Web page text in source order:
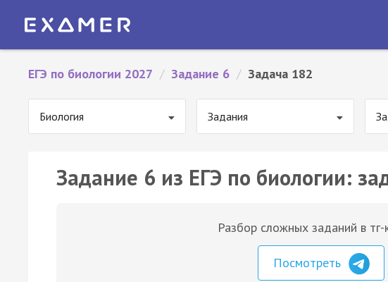
ЕГЭ по биологии 2027 / Задание 6 / Задача 182
Биология Задания
Задание 6 из ЕГЭ по биологии:
Разбор сложных заданий в тг-
Посмотреть